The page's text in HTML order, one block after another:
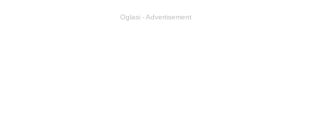
Oglasi - Advertisement